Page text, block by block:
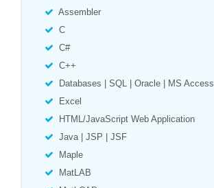
Assembler
C
C#
C++
Databases | SQL | Oracle | MS Access
Excel
HTML/JavaScript Web Application
Java | JSP | JSF
Maple
MatLAB